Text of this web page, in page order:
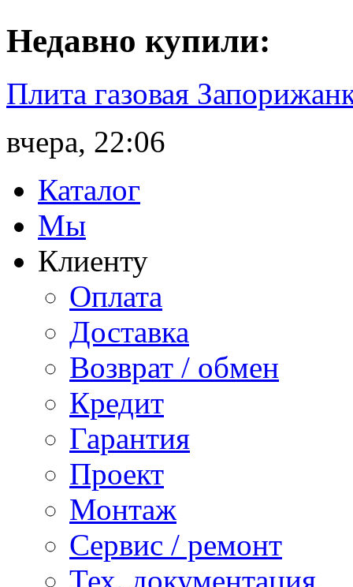
Недавно купили:
Плита газовая
вчера, 22:06
Каталог
Мы
Клиенту
Оплата
Доставка
Возврат / обмен
Кредит
Гарантия
Проект
Монтаж
Сервис / ремонт